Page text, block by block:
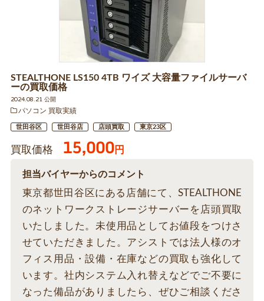
STEALTHONE LS150 4TB ワイズ 大容量ファイルサーバ
ーの買取価格
2024.08.21 公開
パソコン 買取実績
世田谷区 世田谷店 店頭買取 東京23区
買取価格 15,000円
担当バイヤーからのコメント
東京都世田谷区にある店舗にて、STEALTHONE
のネットワークストレージサーバーを店頭買取
いたしました。未使用品としてお値段をつけさ
せていただきました。アシストでは法人様のオ
フィス用品・設備・在庫などの買取も強化して
います。社内システム入れ替えなどでご不要に
なった備品がありましたら、ぜひご相談くださ